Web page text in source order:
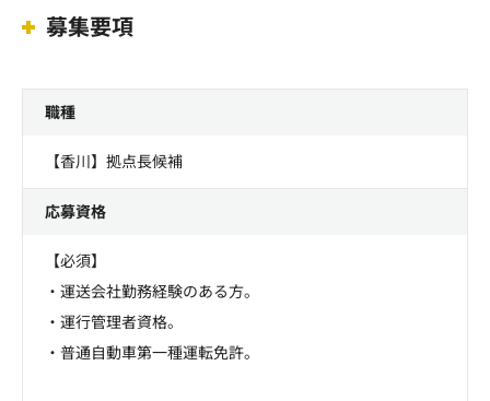
募集要項
職種
【香川】拠点長候補
応募資格
【必須】
・運送会社勤務経験のある方。
・運行管理者資格。
・普通自動車第一種運転免許。